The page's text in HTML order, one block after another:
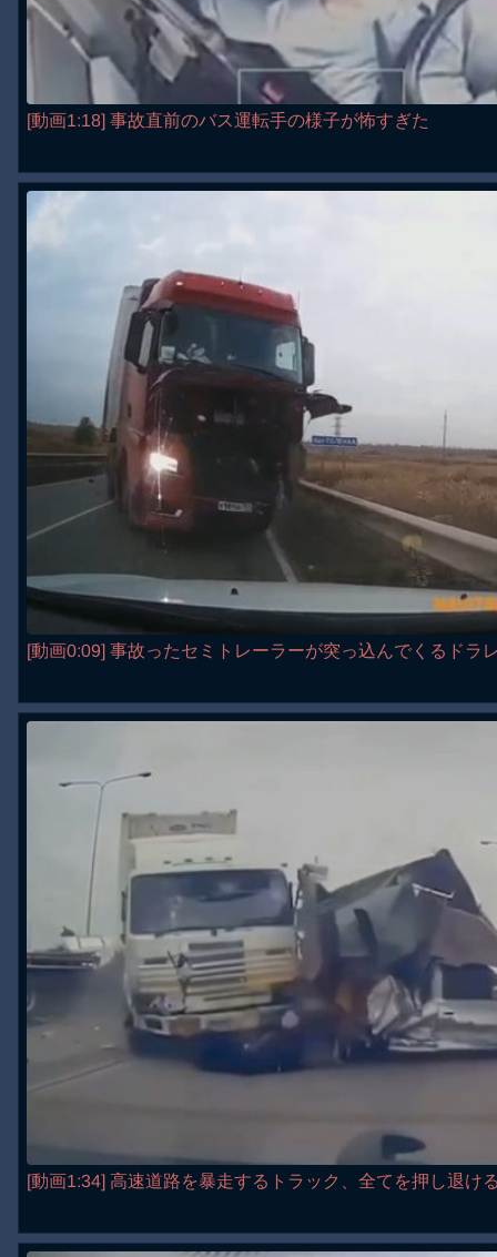
[動画1:18] 事故直前のバス運転手の様子が怖すぎた
[動画0:09] 事故ったセミトレーラーが突っ込んでくるドラ
[動画1:34] 高速道路を暴走するトラック、全てを押し退け